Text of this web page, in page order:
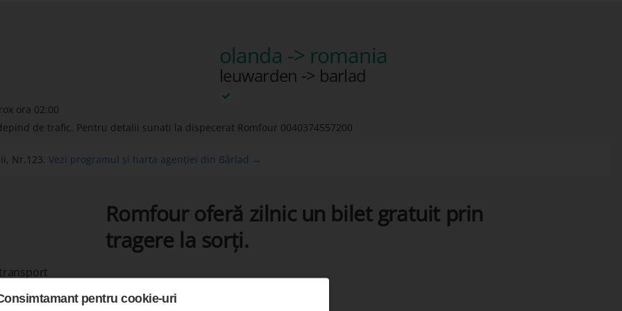
ora 02:00
olanda -> romania
leuwarden -> barlad
de trafic. Pentru detalii sunati la dispecerat Romfour 0040374557200
Nr.123. Vezi programul și harta agenției din Bârlad →
Romfour oferă zilnic un bilet gratuit prin
tragere la sorți.
pentru cookie-uri